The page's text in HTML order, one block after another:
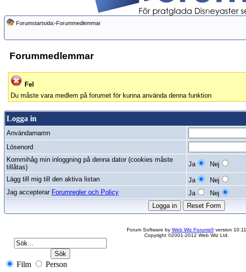
Forumstartsida>Forummedlemmar
Forummedlemmar
Fel
Du måste vara medlem på forumet för kunna använda denna funktion
Logga in
Användarnamn
Lösenord
Kommihåg min inloggning på denna dator (cookies måste
tillåtas)
Ja
Nej
Lägg till mig till den aktiva listan
Ja
Nej
Jag accepterar Forumregler och Policy Ja Nej
Forum Software by Web Wiz Forums®version 10.11
Copyright ©2001-2012 Web Wiz Ltd.
Film Person